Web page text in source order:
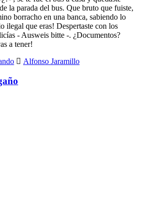
la parada del bus. Que bruto que fuiste,
borracho en una banca, sabiendo lo
ilegal que eras! Despertaste con los
- Ausweis bitte -. ¿Documentos?
a tener!
Alfonso Jaramillo